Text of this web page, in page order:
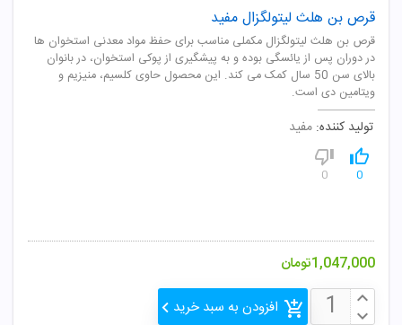
قرص بن هلث لیتولگزال مفید
قرص بن هلث لیتولگزال مکملی مناسب برای حفظ مواد معدنی استخوان ها
در دوران پس از یائسگی بوده و به پیشگیری از پوکی استخوان، در بانوان
بالای سن 50 سال کمک می کند. این محصول حاوی کلسیم، منیزیم و
ویتامین دی است.
تولید کننده: مفید
0
0
1,047,000تومان
افزودن به سبد خرید